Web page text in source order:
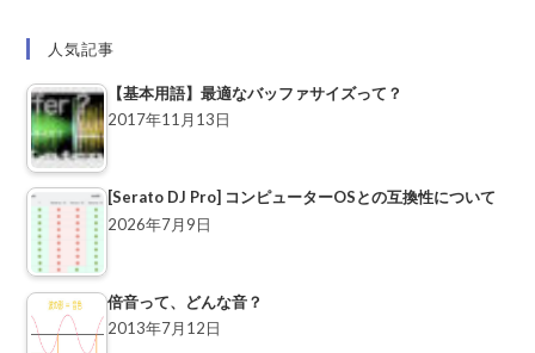
人気記事
【基本用語】最適なバッファサイズって？
2017年11月13日
[Serato DJ Pro] コンピューターOSとの互換性について
2026年7月9日
倍音って、どんな音？
2013年7月12日